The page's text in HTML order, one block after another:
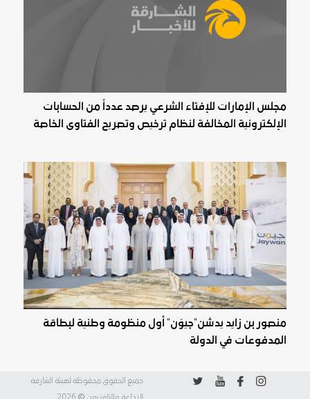
مجلس الإمارات للإفتاء الشرعي يرصد عدداً من الحسابات
الإلكترونية المخالفة لنظام ترخيص وتصريح الفتاوى الخاصة
منصور بن زايد يدشن"جيوَن" أول منظومة وطنية لبطاقة
المدفوعات في الدولة
جميع الحقوق محفوظة لهيئة الشارقة